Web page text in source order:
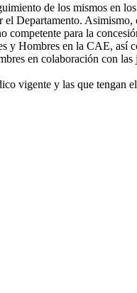
de los mismos en
Departamento.
competente para la
Hombres en la CAE, así
en colaboración con
vigente y las que tengan